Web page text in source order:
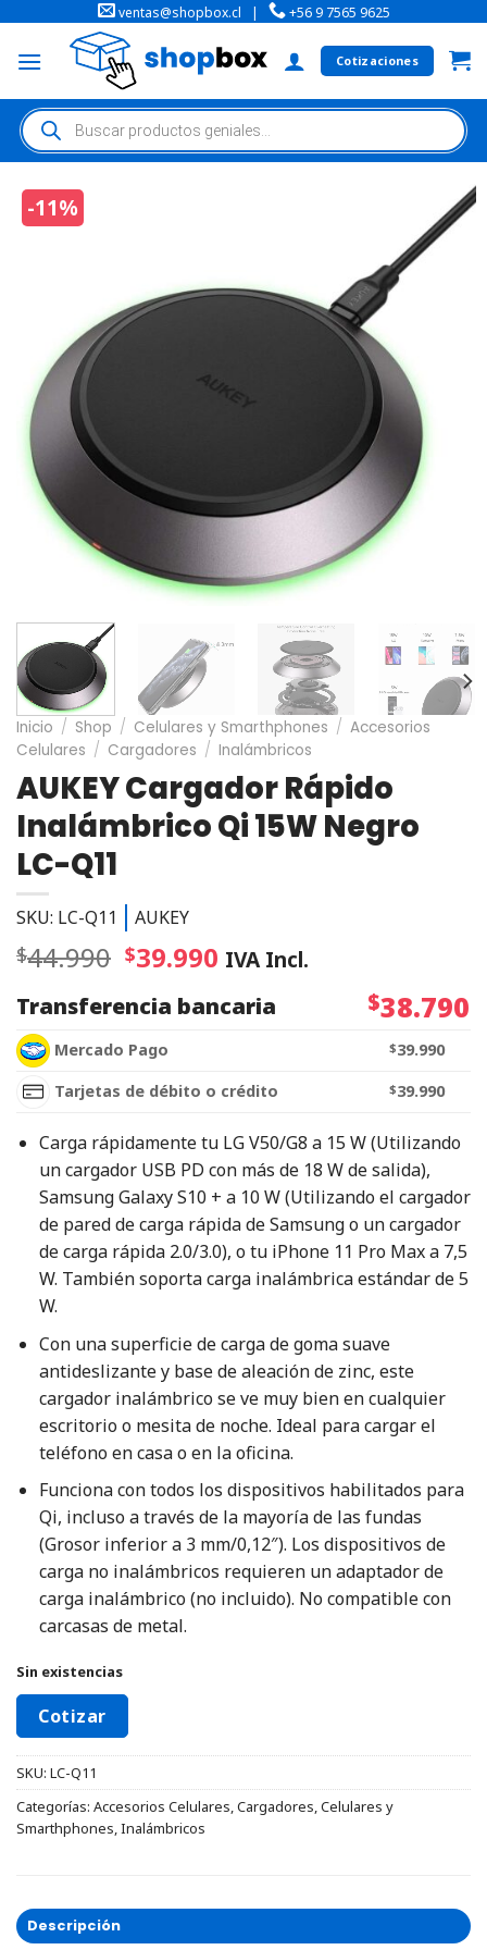
ventas@shopbox.cl | +56 9 7565 9625
Cotizaciones
-11%
Inicio / Shop / Celulares y Smarthphones / Accesorios
Celulares / Cargadores / Inalámbricos
AUKEY Cargador Rápido
Inalámbrico Qi 15W Negro
LC-Q11
SKU: LC-Q11 AUKEY
$44.990 $39.990 IVA Incl.
Transferencia bancaria
$38.790
Mercado Pago $39.990
Tarjetas de débito o crédito
$39.990
Carga rápidamente tu LG V50/G8 a 15 W (Utilizando
un cargador USB PD con más de 18 W de salida),
Samsung Galaxy S10 + a 10 W (Utilizando el cargador
de pared de carga rápida de Samsung o un cargador
de carga rápida 2.0/3.0), o tu iPhone 11 Pro Max a 7,5
W. También soporta carga inalámbrica estándar de 5
W.
Con una superficie de carga de goma suave
antideslizante y base de aleación de zinc, este
cargador inalámbrico se ve muy bien en cualquier
escritorio o mesita de noche. Ideal para cargar el
teléfono en casa o en la oficina.
Funciona con todos los dispositivos habilitados para
Qi, incluso a través de la mayoría de las fundas
(Grosor inferior a 3 mm/0,12″). Los dispositivos de
carga no inalámbricos requieren un adaptador de
carga inalámbrico (no incluido). No compatible con
carcasas de metal.
Sin existencias
Cotizar
SKU: LC-Q11
Categorías: Accesorios Celulares,Cargadores,Celulares y
Smarthphones,Inalámbricos
Descripción